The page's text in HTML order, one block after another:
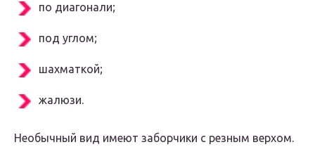
по диагонали;
под углом;
шахматкой;
жалюзи.
Необычный вид имеют заборчики с резным верхом.